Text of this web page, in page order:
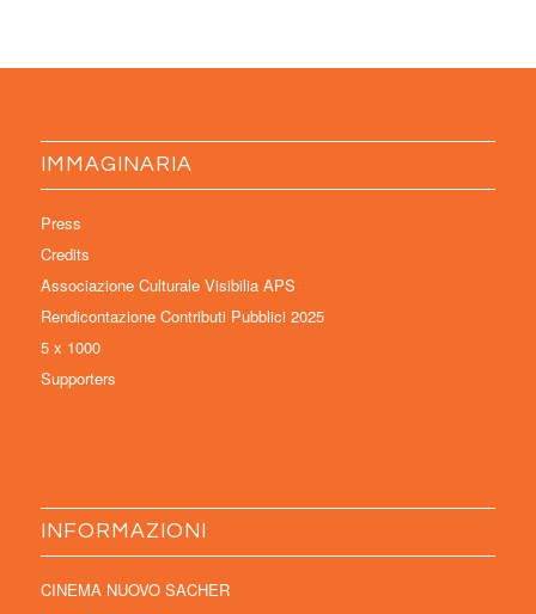
IMMAGINARIA
Press
Credits
Associazione Culturale Visibilia APS
Rendicontazione Contributi Pubblici 2025
5 x 1000
Supporters
INFORMAZIONI
CINEMA NUOVO SACHER